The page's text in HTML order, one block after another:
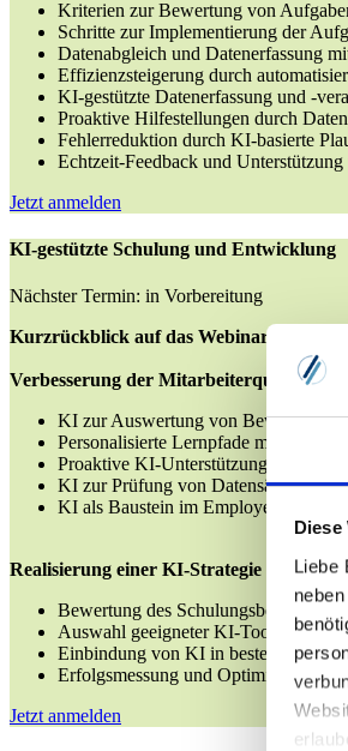
Liebe
Kriterien zur Bewertung von
Schritte zur Implementierung der
Datenabgleich und Datenerfassung
Effizienzsteigerung durch
KI-gestützte Datenerfassung und -
Proaktive Hilfestellungen durch
Fehlerreduktion durch KI-basierte
Echtzeit-Feedback und
Jetzt anmelden
KI-gestützte Schulung und Entwicklung
Nächster Termin: in Vorbereitung
Kurzrückblick auf das Webinar der
Verbesserung der
KI zur Auswertung von
Personalisierte Lernpfade mit KI-
Proaktive KI-Unterstützung (z.B. auf
KI zur Prüfung von Datensätzen und
KI als Baustein im Employer Branding
Realisierung einer KI-Strategie für
Bewertung des Schulungsbedarfs
Auswahl geeigneter KI-Tools und
Einbindung von KI in bestehende
Erfolgsmessung und Optimierung
Jetzt anmelden